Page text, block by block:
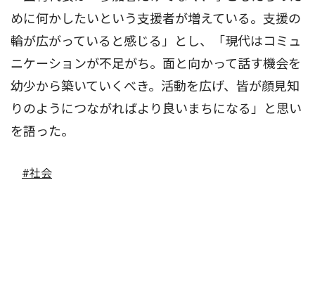
めに何かしたいという支援者が増えている。支援の
輪が広がっていると感じる」とし、「現代はコミュ
ニケーションが不足がち。面と向かって話す機会を
幼少から築いていくべき。活動を広げ、皆が顔見知
りのようにつながればより良いまちになる」と思い
を語った。
#社会